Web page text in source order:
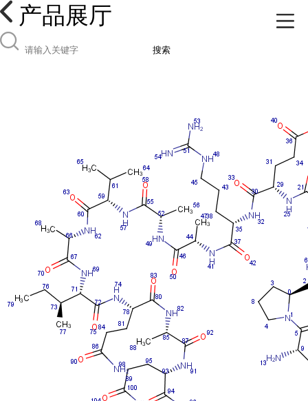
产品展厅
搜索